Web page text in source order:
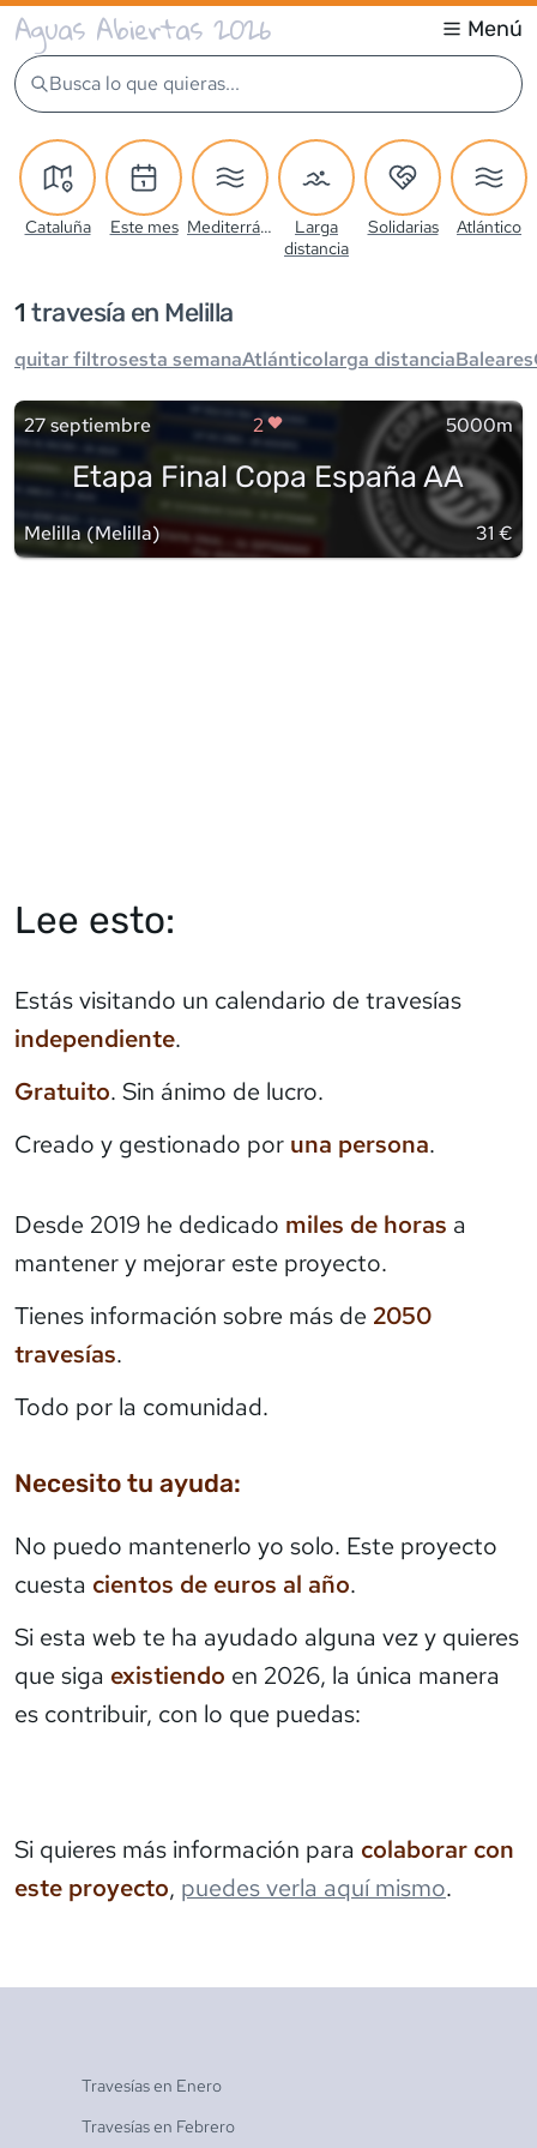
Aguas Abiertas 2026 Menú
Busca lo que quieras...
Cataluña Este mes Mediterráneo
Larga
distancia
Solidarias Atlántico
1 travesía en Melilla
quitar filtrosesta semanaAtlánticolarga distanciaBaleares
27 septiembre 2 5000m
Etapa Final Copa España AA
Melilla (Melilla) 31 €
Lee esto:
Estás visitando un calendario de travesías
independiente.
Gratuito. Sin ánimo de lucro.
Creado y gestionado por una persona.
Desde 2019 he dedicado miles de horas a
mantener y mejorar este proyecto.
Tienes información sobre más de 2050
travesías.
Todo por la comunidad.
Necesito tu ayuda:
No puedo mantenerlo yo solo. Este proyecto
cuesta cientos de euros al año.
Si esta web te ha ayudado alguna vez y quieres
que siga existiendo en 2026, la única manera
es contribuir, con lo que puedas:
Si quieres más información para colaborar con
este proyecto, puedes verla aquí mismo.
Travesías en Enero
Travesías en Febrero